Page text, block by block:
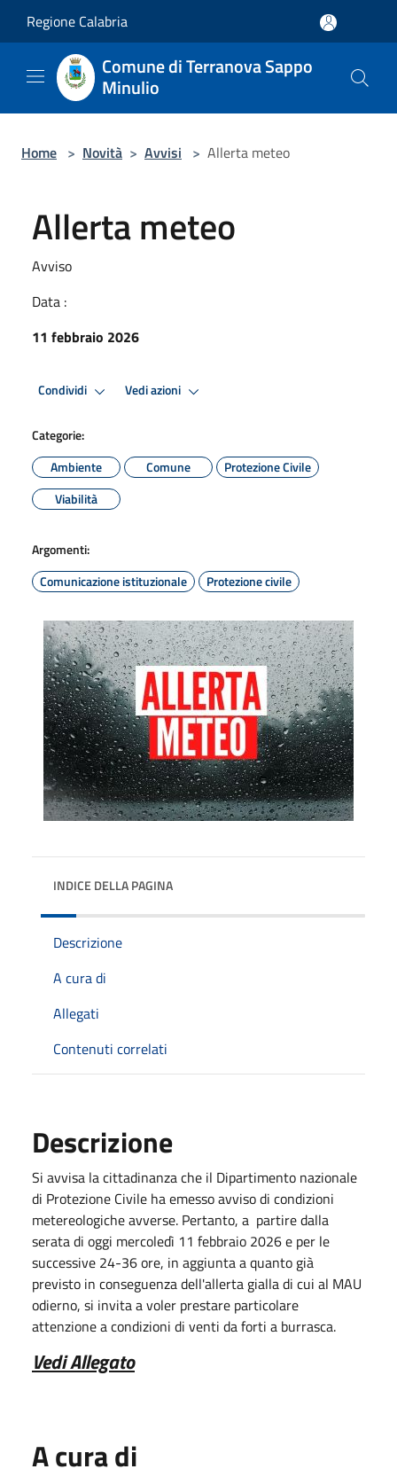
Regione Calabria
Comune di Terranova Sappo
Minulio
Home > Novità > Avvisi > Allerta meteo
Allerta meteo
Avviso
Data :
11 febbraio 2026
Condividi Vedi azioni
Categorie:
Ambiente
Comune
Protezione Civile
Viabilità
Argomenti:
Comunicazione istituzionale
Protezione civile
INDICE DELLA PAGINA
Descrizione
A cura di
Allegati
Contenuti correlati
Descrizione
Si avvisa la cittadinanza che il Dipartimento nazionale
di Protezione Civile ha emesso avviso di condizioni
metereologiche avverse. Pertanto, a partire dalla
serata di oggi mercoledì 11 febbraio 2026 e per le
successive 24-36 ore, in aggiunta a quanto già
previsto in conseguenza dell'allerta gialla di cui al MAU
odierno, si invita a voler prestare particolare
attenzione a condizioni di venti da forti a burrasca.
Vedi Allegato
A cura di